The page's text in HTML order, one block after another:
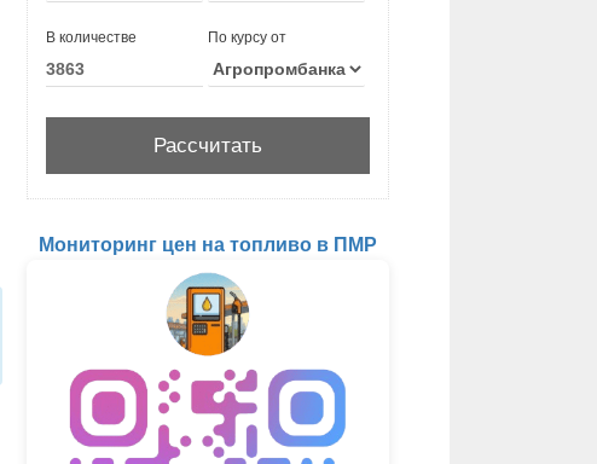
В количестве По курсу от
Мониторинг цен на топливо в ПМР